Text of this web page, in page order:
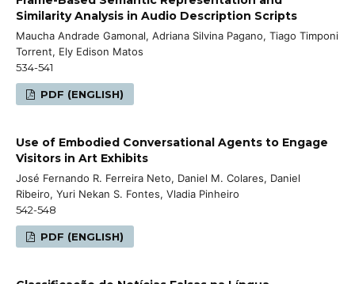
Similarity Analysis in Audio Description Scripts
Maucha Andrade Gamonal, Adriana Silvina Pagano, Tiago Timponi
Torrent, Ely Edison Matos
534-541
PDF (ENGLISH)
Use of Embodied Conversational Agents to Engage
Visitors in Art Exhibits
José Fernando R. Ferreira Neto, Daniel M. Colares, Daniel
Ribeiro, Yuri Nekan S. Fontes, Vladia Pinheiro
542-548
PDF (ENGLISH)